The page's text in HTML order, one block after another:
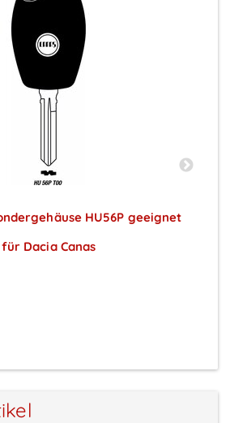
HU56P geeignet
für Dacia Canas